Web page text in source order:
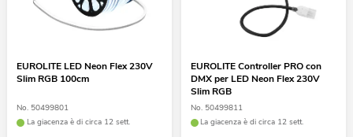
EUROLITE LED Neon Flex 230V
Slim RGB 100cm
No. 50499801
La giacenza è di circa 12 sett.
EUROLITE Controller PRO con
DMX per LED Neon Flex 230V
Slim RGB
No. 50499811
La giacenza è di circa 12 sett.